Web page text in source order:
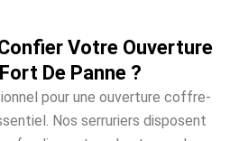
Votre Ouverture
De Panne ?
pour une ouverture coffre-
Nos serruriers disposent